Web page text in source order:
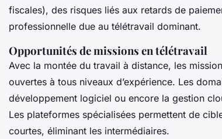
fiscales), des risques liés aux retards de
professionnelle due au télétravail dominant.
Opportunités de missions en télétravail
Avec la montée du travail à distance, les
ouvertes à tous niveaux d’expérience. Les
développement logiciel ou encore la gestion
Les plateformes spécialisées permettent de
courtes, éliminant les intermédiaires.